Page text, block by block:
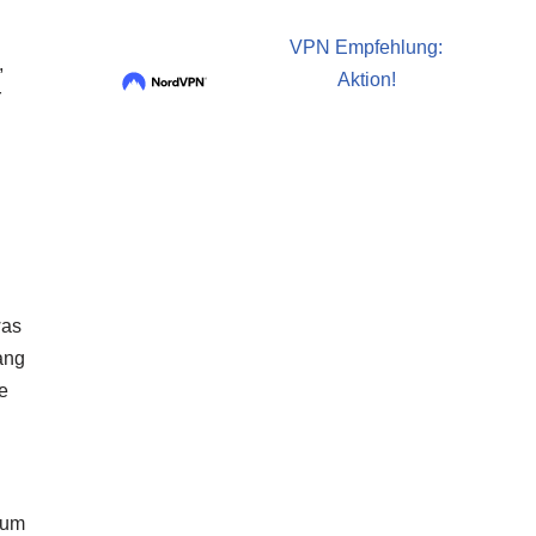
VPN Empfehlung:
Aktion!